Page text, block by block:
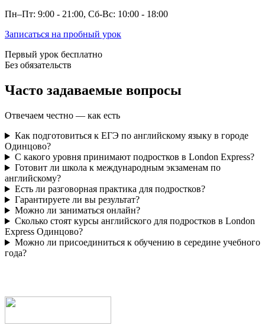
Пн–Пт: 9:00 - 21:00, Сб-Вс: 10:00 - 18:00
Записаться на пробный урок
Первый урок бесплатно
Без обязательств
Часто задаваемые вопросы
Отвечаем честно — как есть
Как подготовиться к ЕГЭ по английскому языку в городе
Одинцово?
С какого уровня принимают подростков в London Express?
Готовит ли школа к международным экзаменам по
английскому?
Есть ли разговорная практика для подростков?
Гарантируете ли вы результат?
Можно ли заниматься онлайн?
Сколько стоят курсы английского для подростков в London
Express Одинцово?
Можно ли присоединиться к обучению в середине учебного
года?